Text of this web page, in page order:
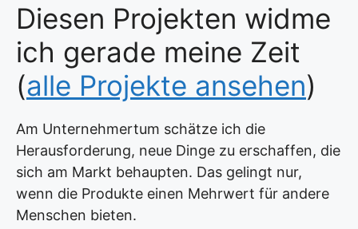
Diesen Projekten widme
ich gerade meine Zeit
(alle Projekte ansehen)
Am Unternehmertum schätze ich die
Herausforderung, neue Dinge zu erschaffen, die
sich am Markt behaupten. Das gelingt nur,
wenn die Produkte einen Mehrwert für andere
Menschen bieten.